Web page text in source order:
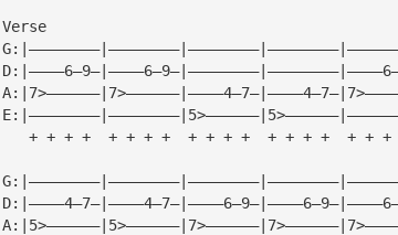
Verse
+ + + +  + + + +  + + + +  + + + +  + +